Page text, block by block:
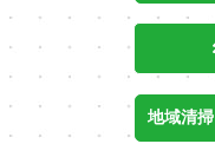
地域清掃